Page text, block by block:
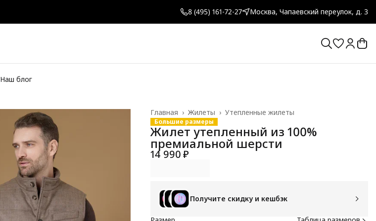
8 (495) 161-72-27 Москва, Чапаевский переулок, д. 3
Наш блог
Утепленные жилеты
Жилеты ›
Главная ›
Большие размеры
Жилет утепленный из 100%
премиальной шерсти
14 990 ₽
Получите скидку и кешбэк